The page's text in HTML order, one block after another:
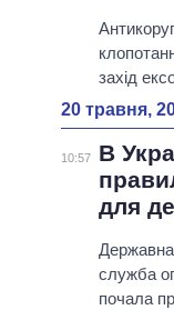
захід
20 травня,
10:57
В
для
служба
почала